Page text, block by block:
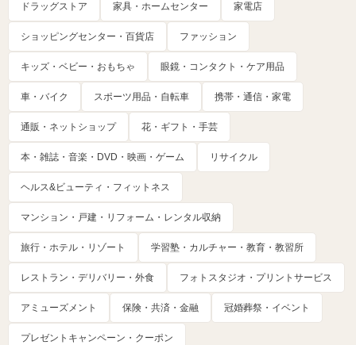
ドラッグストア 家具・ホームセンター 家電店
ショッピングセンター・百貨店 ファッション
キッズ・ベビー・おもちゃ 眼鏡・コンタクト・ケア用品
車・バイク スポーツ用品・自転車 携帯・通信・家電
通販・ネットショップ 花・ギフト・手芸
本・雑誌・音楽・DVD・映画・ゲーム リサイクル
ヘルス&ビューティ・フィットネス
マンション・戸建・リフォーム・レンタル収納
旅行・ホテル・リゾート 学習塾・カルチャー・教育・教習所
レストラン・デリバリー・外食 フォトスタジオ・プリントサービス
アミューズメント 保険・共済・金融 冠婚葬祭・イベント
プレゼントキャンペーン・クーポン